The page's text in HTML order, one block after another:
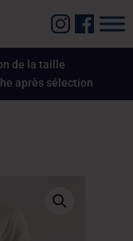
de la taille
après sélection